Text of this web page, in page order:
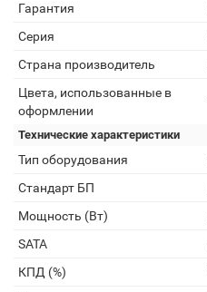
Гарантия
Серия
Страна производитель
Цвета, использованные в
оформлении
Технические характеристики
Тип оборудования
Стандарт БП
Мощность (Вт)
SATA
КПД (%)